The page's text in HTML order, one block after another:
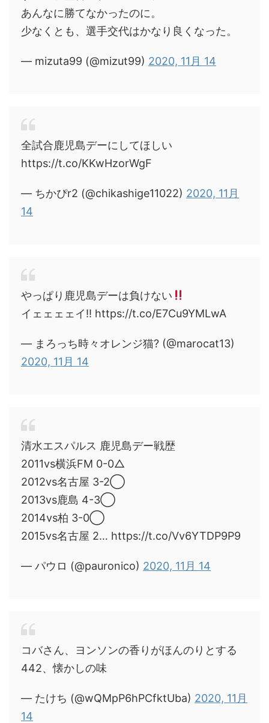
あんなに勝てなかったのに。
少なくとも、選手交代はかなり良くなった。
— mizuta99 (@mizut99) 2020, 11月 14
全試合鹿児島デーにしてほしい
https://t.co/KKwHzorWgF
— ちかぴr2 (@chikashige11022) 2020, 11月
14
やっぱり鹿児島デーは負けない
イェェェェイ‼︎ https://t.co/E7Cu9YMLwA
— まろっち時々オレンジ猫? (@marocat13)
2020, 11月 14
清水エスパルス 鹿児島デー戦歴
2011vs横浜FM 0-0△
2012vs名古屋 3-2◯
2013vs鹿島 4-3◯
2014vs柏 3-0◯
2015vs名古屋 2… https://t.co/Vv6YTDP9P9
— パウロ (@pauronico) 2020, 11月 14
コバさん、ヨンソンの香りがほんのりとする
442、懐かしの味
— たけち (@wQMpP6hPCfktUba) 2020, 11月
14